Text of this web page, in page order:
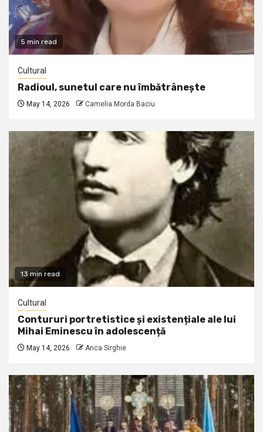
5 min read
Cultural
Radioul, sunetul care nu îmbătrânește
May 14, 2026 Camelia Morda Baciu
13 min read
Cultural
Contururi portretistice și existențiale ale lui
Mihai Eminescu în adolescență
May 14, 2026 Anca Sirghie